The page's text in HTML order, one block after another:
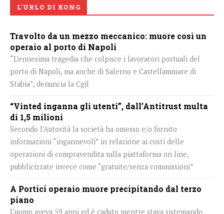
L'URLO DI KONG
Travolto da un mezzo meccanico: muore così un
operaio al porto di Napoli
“L’ennesima tragedia che colpisce i lavoratori portuali del
porto di Napoli, ma anche di Salerno e Castellammare di
Stabia”, denuncia la Cgil
“Vinted inganna gli utenti”, dall’Antitrust multa
di 1,5 milioni
Secondo l’Autorità la società ha omesso e/o fornito
informazioni “ingannevoli” in relazione ai costi delle
operazioni di compravendita sulla piattaforma on line,
pubblicizzate invece come “gratuite/senza commissioni”
A Portici operaio muore precipitando dal terzo
piano
L’uomo aveva 59 anni ed è caduto mentre stava sistemando